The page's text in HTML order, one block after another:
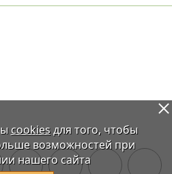
cookiesдля того, чтобы
возможностей при
нашего сайта